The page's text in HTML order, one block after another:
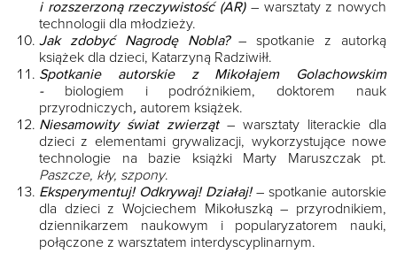
i rozszerzoną rzeczywistość (AR)– warsztaty z nowych
technologii dla młodzieży.
Jak zdobyć Nagrodę Nobla?– spotkanie z autorką
książek dla dzieci, Katarzyną Radziwiłł.
Spotkanie autorskie z Mikołajem Golachowskim
- biologiem i podróżnikiem, doktorem nauk
przyrodniczych, autorem książek.
Niesamowity świat zwierząt– warsztaty literackie dla
dzieci z elementami grywalizacji, wykorzystujące nowe
technologie na bazie książki Marty Maruszczak pt.
Paszcze, kły, szpony.
Eksperymentuj! Odkrywaj! Działaj!– spotkanie autorskie
dla dzieci z Wojciechem Mikołuszką – przyrodnikiem,
dziennikarzem naukowym i popularyzatorem nauki,
połączone z warsztatem interdyscyplinarnym.